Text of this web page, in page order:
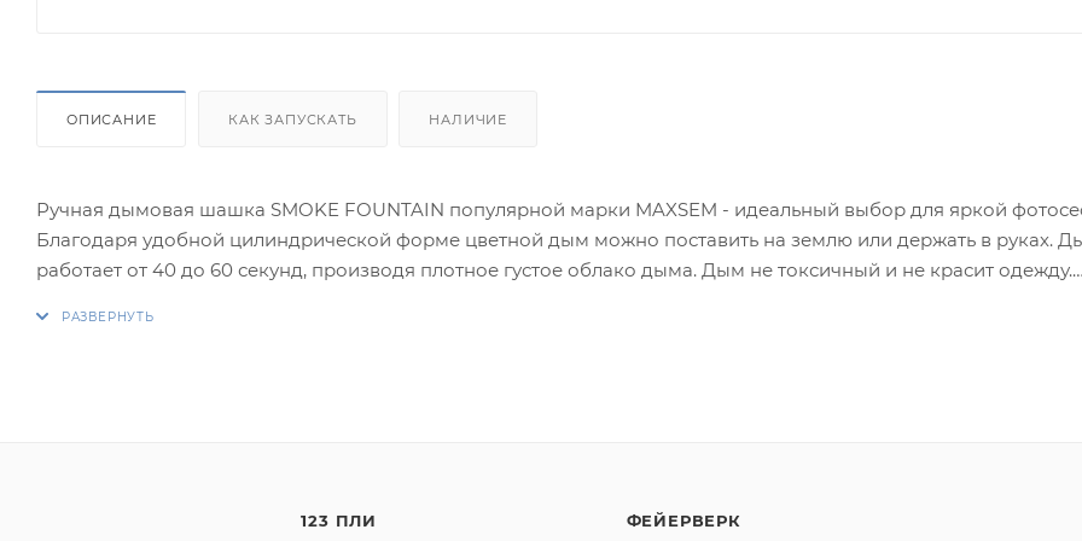
ОПИСАНИЕ КАК ЗАПУСКАТЬ НАЛИЧИЕ
Ручная дымовая шашка SMOKE FOUNTAIN популярной марки MAXSEM - идеальный выбор для яркой
Благодаря удобной цилиндрической форме цветной дым можно поставить на землю или держать в руках.
работает от 40 до 60 секунд, производя плотное густое облако дыма. Дым не токсичный и не красит одежду.
123 ПЛИ ФЕЙЕРВЕРК